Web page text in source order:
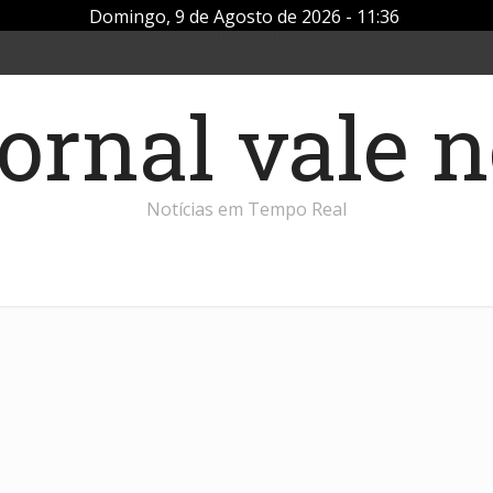
Domingo, 9 de Agosto de 2026 - 11:36
Notícias em Tempo Real